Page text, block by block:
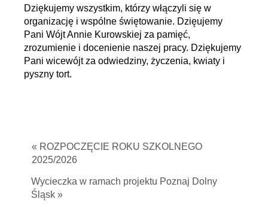
Dziękujemy wszystkim, którzy włączyli się w
organizację i wspólne świętowanie. Dzięujemy
Pani Wójt Annie Kurowskiej za pamięć,
zrozumienie i docenienie naszej pracy. Dziękujemy
Pani wicewójt za odwiedziny, życzenia, kwiaty i
pyszny tort.
« ROZPOCZĘCIE ROKU SZKOLNEGO
2025/2026
Wycieczka w ramach projektu Poznaj Dolny
Śląsk »